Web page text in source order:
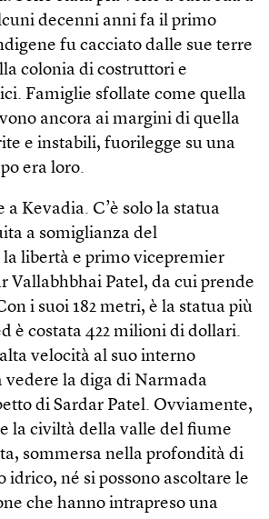
decenni anni fa il primo
fu cacciato dalle sue terre
colonia di costruttori e
Famiglie sfollate come quella
ancora ai margini di quella
e instabili, fuorilegge su una
era loro.
a Kevadia. C’è solo la statua
a somiglianza del
libertà e primo vicepremier
Vallabhbhai Patel, da cui prende
i suoi 182 metri, è la statua più
è costata 422 milioni di dollari.
velocità al suo interno
vedere la diga di Narmada
di Sardar Patel. Ovviamente,
la civiltà della valle del fiume
sommersa nella profondità di
idrico, né si possono ascoltare le
che hanno intrapreso una